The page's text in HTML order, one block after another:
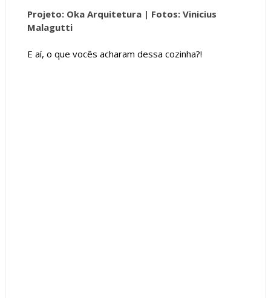
Projeto: Oka Arquitetura | Fotos: Vinicius
Malagutti
E aí, o que vocês acharam dessa cozinha?!